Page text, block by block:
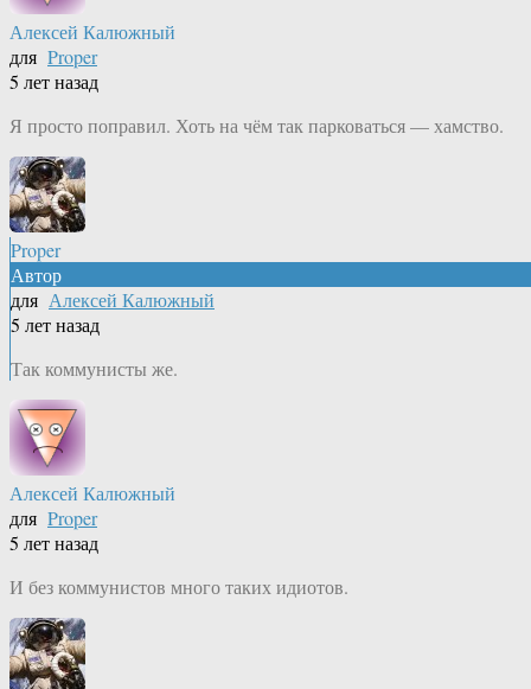
Алексей Калюжный
для Proper
5 лет назад
Я просто поправил. Хоть на чём так парковаться — хамство.
Proper
Автор
для Алексей Калюжный
5 лет назад
Так коммунисты же.
Алексей Калюжный
для Proper
5 лет назад
И без коммунистов много таких идиотов.